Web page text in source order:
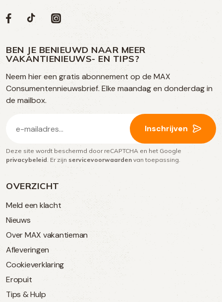
OVERZICHT
Meld een klacht
Nieuws
Over MAX vakantieman
Afleveringen
Cookieverklaring
Eropuit
Tips & Hulp
Volg
op
social
media
Social
Volg
op
Facebook
Volg
op
TikTok
Volg
op
Instagram
BEN JE BENIEUWD NAAR MEER
VAKANTIENIEUWS- EN TIPS?
Neem hier een gratis abonnement op de MAX
Consumentennieuwsbrief. Elke maandag en donderdag in
de mailbox.
mailadres
(Vereist)
Inschrijven
Deze site wordt beschermd door reCAPTCHA en het Google
privacybeleid. Er zijn servicevoorwaarden van toepassing.